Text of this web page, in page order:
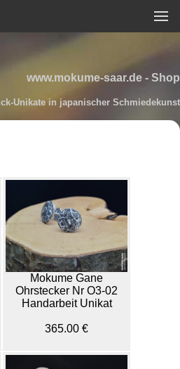
www.mokume-saar.de - Shop
Unikate in japanischer Schmiedekunst
Mokume Gane
Ohrstecker Nr O3-02
Handarbeit Unikat
365.00 €